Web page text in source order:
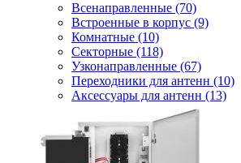
Всенаправленные (70)
Встроенные в корпус (9)
Комнатные (10)
Секторные (118)
Узконаправленные (67)
Переходники для антенн (10)
Аксессуары для антенн (13)